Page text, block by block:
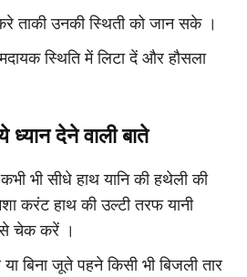
ताकी उनकी स्थिती को जान सके ।
स्थिति में लिटा दें और हौसला
देने वाली बाते
भी सीधे हाथ यानि की हथेली की
करंट हाथ की उल्टी तरफ यानी
चेक करें ।
या बिना जूते पहने किसी भी बिजली तार